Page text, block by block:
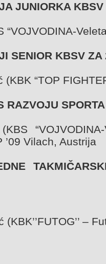
JUNIORKA
“VOJVODINA-
SENIOR KBSV
“TOP
RAZVOJU
Vilach, Austrija
–